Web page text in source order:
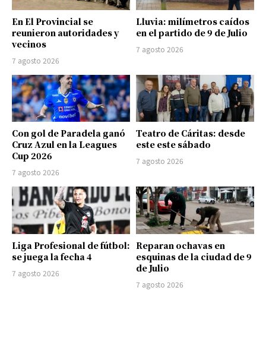
En El Provincial se
reunieron autoridades y
vecinos
7 agosto 2026
Lluvia: milímetros caídos
en el partido de 9 de Julio
7 agosto 2026
Con gol de Paradela ganó
Cruz Azul en la Leagues
Cup 2026
7 agosto 2026
Teatro de Cáritas: desde
este este sábado
7 agosto 2026
Liga Profesional de fútbol:
se juega la fecha 4
7 agosto 2026
Reparan ochavas en
esquinas de la ciudad de 9
de Julio
7 agosto 2026